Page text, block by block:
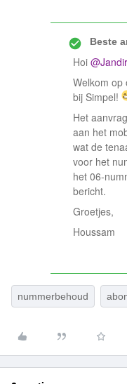
Beste
Hoi
Welkom op
bij Simpel!
Het
aan het
wat de
voor het
het 06-
bericht.
Groetjes,
Houssam
nummerbehoud